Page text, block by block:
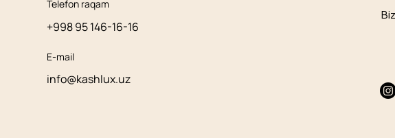
Telefon raqam
+998 95 146-16-16
E-mail
info@kashlux.uz